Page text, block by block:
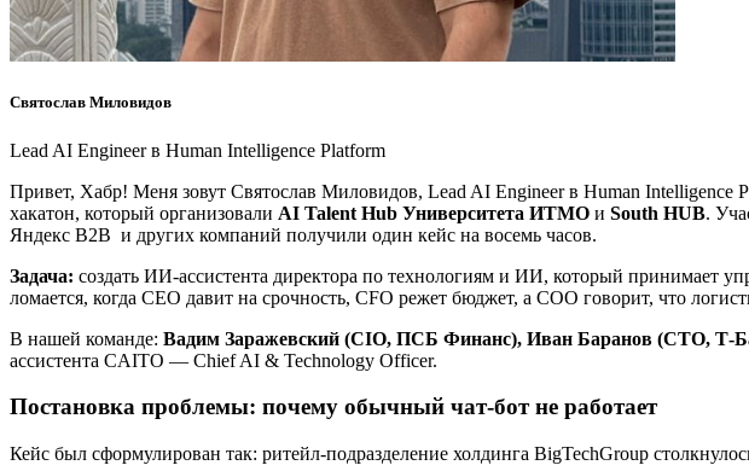
Святослав Миловидов
Lead AI Engineer в Human Intelligence Platform
Привет, Хабр! Меня зовут Святослав Миловидов, Lead AI Engineer в Human
хакатон, который организовали AI Talent Hub Университета ИТМО и South HUB.
Яндекс B2B и других компаний получили один кейс на восемь часов.
Задача: создать ИИ-ассистента директора по технологиям и ИИ, который принимает
ломается, когда CEO давит на срочность, CFO режет бюджет, а COO говорит, что
В нашей команде: Вадим Заражевский (CIO, ПСБ Финанс), Иван Баранов (CTO, Т-
ассистента CAITO — Chief AI & Technology Officer.
Постановка проблемы: почему обычный чат-бот не работает
Кейс был сформулирован так: ритейл-подразделение холдинга BigTechGroup